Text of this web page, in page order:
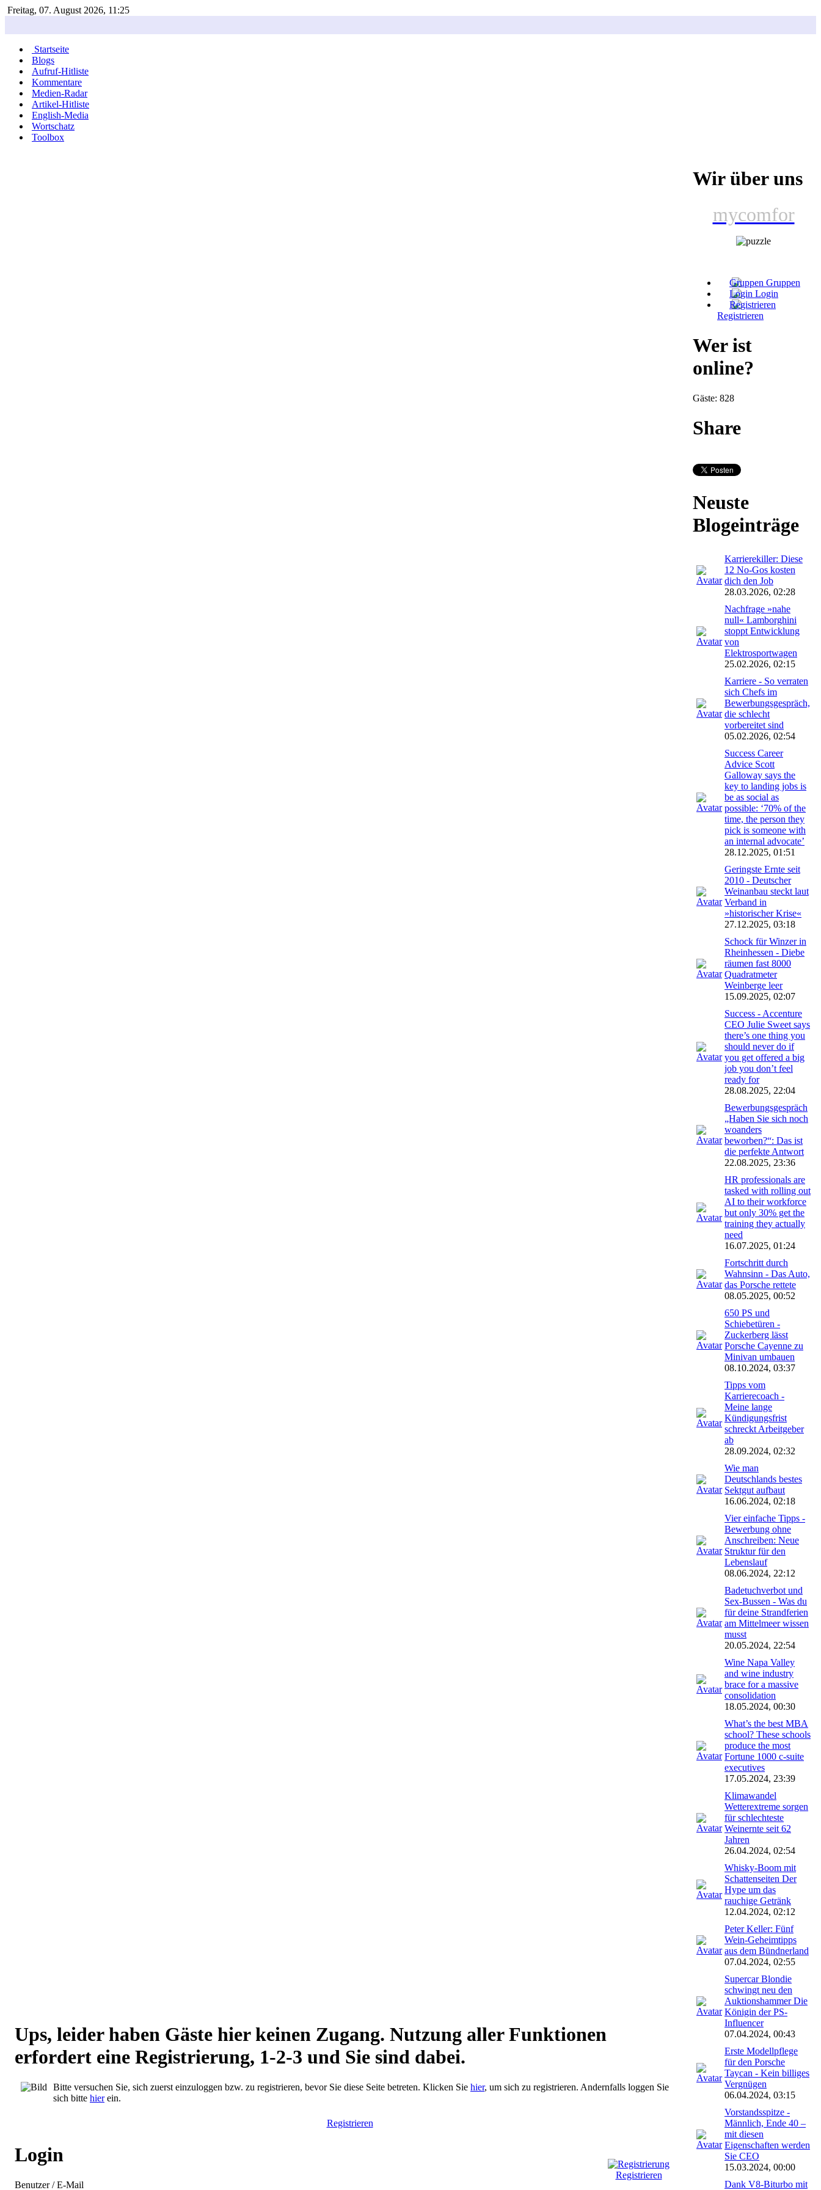
Freitag, 07. August 2026, 11:25
Startseite
Blogs
Aufruf-Hitliste
Kommentare
Medien-Radar
Artikel-Hitliste
English-Media
Wortschatz
Toolbox
Ups, leider haben Gäste hier keinen Zugang. Nutzung aller Funktionen
erfordert eine Registrierung, 1-2-3 und Sie sind dabei.
Bitte versuchen Sie, sich zuerst einzuloggen bzw. zu registrieren, bevor Sie diese Seite betreten. Klicken Sie hier, um sich zu registrieren. Andernfalls loggen Sie
sich bitte hierein.
Registrieren
Registrieren
Login
Benutzer / E-Mail
Wir über uns
mycomfor
Gruppen
Login
Registrieren
Wer ist
online?
Gäste: 828
Share
Neuste
Blogeinträge
Karrierekiller: Diese
12 No-Gos kosten
dich den Job
28.03.2026, 02:28
Nachfrage »nahe
null« Lamborghini
stoppt Entwicklung
von
Elektrosportwagen
25.02.2026, 02:15
Karriere - So verraten
sich Chefs im
Bewerbungsgespräch,
die schlecht
vorbereitet sind
05.02.2026, 02:54
Success Career
Advice Scott
Galloway says the
key to landing jobs is
be as social as
possible: ‘70% of the
time, the person they
pick is someone with
an internal advocate’
28.12.2025, 01:51
Geringste Ernte seit
2010 - Deutscher
Weinanbau steckt laut
Verband in
»historischer Krise«
27.12.2025, 03:18
Schock für Winzer in
Rheinhessen - Diebe
räumen fast 8000
Quadratmeter
Weinberge leer
15.09.2025, 02:07
Success - Accenture
CEO Julie Sweet says
there’s one thing you
should never do if
you get offered a big
job you don’t feel
ready for
28.08.2025, 22:04
Bewerbungsgespräch
„Haben Sie sich noch
woanders
beworben?“: Das ist
die perfekte Antwort
22.08.2025, 23:36
HR professionals are
tasked with rolling out
AI to their workforce
but only 30% get the
training they actually
need
16.07.2025, 01:24
Fortschritt durch
Wahnsinn - Das Auto,
das Porsche rettete
08.05.2025, 00:52
650 PS und
Schiebetüren -
Zuckerberg lässt
Porsche Cayenne zu
Minivan umbauen
08.10.2024, 03:37
Tipps vom
Karrierecoach -
Meine lange
Kündigungsfrist
schreckt Arbeitgeber
ab
28.09.2024, 02:32
Wie man
Deutschlands bestes
Sektgut aufbaut
16.06.2024, 02:18
Vier einfache Tipps -
Bewerbung ohne
Anschreiben: Neue
Struktur für den
Lebenslauf
08.06.2024, 22:12
Badetuchverbot und
Sex-Bussen - Was du
für deine Strandferien
am Mittelmeer wissen
musst
20.05.2024, 22:54
Wine Napa Valley
and wine industry
brace for a massive
consolidation
18.05.2024, 00:30
What’s the best MBA
school? These schools
produce the most
Fortune 1000 c-suite
executives
17.05.2024, 23:39
Klimawandel
Wetterextreme sorgen
für schlechteste
Weinernte seit 62
Jahren
26.04.2024, 02:54
Whisky-Boom mit
Schattenseiten Der
Hype um das
rauchige Getränk
12.04.2024, 02:12
Peter Keller: Fünf
Wein-Geheimtipps
aus dem Bündnerland
07.04.2024, 02:55
Supercar Blondie
schwingt neu den
Auktionshammer Die
Königin der PS-
Influencer
07.04.2024, 00:43
Erste Modellpflege
für den Porsche
Taycan - Kein billiges
Vergnügen
06.04.2024, 03:15
Vorstandsspitze -
Männlich, Ende 40 –
mit diesen
Eigenschaften werden
Sie CEO
15.03.2024, 00:00
Dank V8-Biturbo mit